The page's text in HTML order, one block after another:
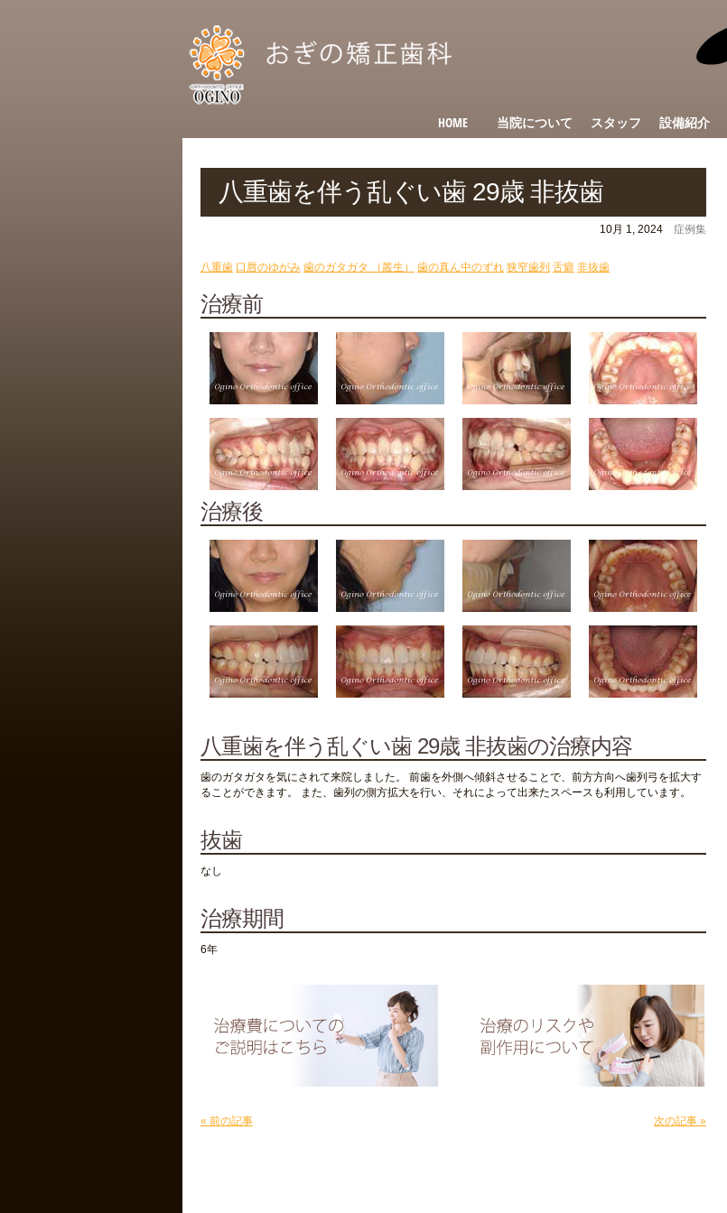
HOME 当院について スタッフ 設備紹介
八重歯を伴う乱ぐい歯 29歳 非抜歯
10月 1, 2024 症例集
八重歯 口唇のゆがみ 歯のガタガタ （叢生） 歯の真ん中のずれ 狭窄歯列 舌癖 非抜歯
治療前
治療後
八重歯を伴う乱ぐい歯 29歳 非抜歯の治療内容
歯のガタガタを気にされて来院しました。 前歯を外側へ傾斜させることで、前方方向へ歯列弓を拡大す
ることができます。 また、歯列の側方拡大を行い、それによって出来たスペースも利用しています。
抜歯
なし
治療期間
6年
« 前の記事 次の記事 »